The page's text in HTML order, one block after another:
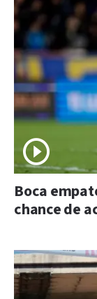
Boca
chance de